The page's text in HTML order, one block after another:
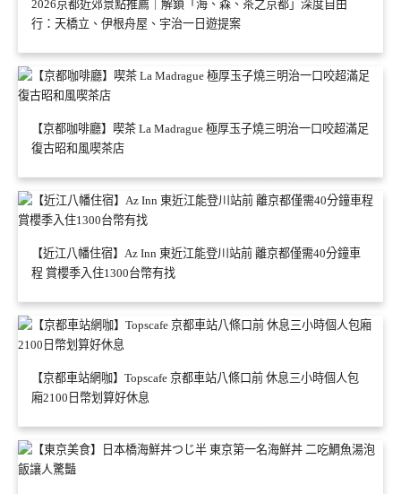
2026京都近郊景點推薦｜解鎖「海、森、茶之京都」深度自由
行：天橋立、伊根舟屋、宇治一日遊提案
【京都咖啡廳】喫茶 La Madrague 極厚玉子燒三明治一口咬超滿足
復古昭和風喫茶店
【近江八幡住宿】Az Inn 東近江能登川站前 離京都僅需40分鐘車
程 賞櫻季入住1300台幣有找
【京都車站網咖】Topscafe 京都車站八條口前 休息三小時個人包
廂2100日幣划算好休息